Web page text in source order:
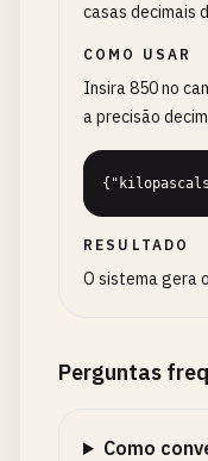
casas decimais
COMO USAR
Insira 850 no
a precisão
RESULTADO
O sistema gera
Perguntas
Como